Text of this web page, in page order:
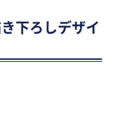
下ろしデザイ